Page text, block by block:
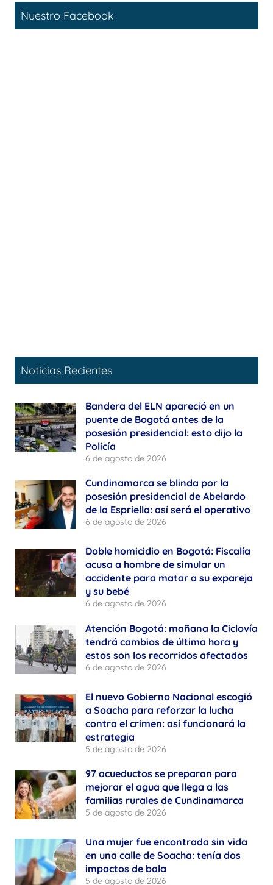
Nuestro Facebook
Noticias Recientes
Bandera del ELN apareció en un
puente de Bogotá antes de la
posesión presidencial: esto dijo la
Policía
6 de agosto de 2026
Cundinamarca se blinda por la
posesión presidencial de Abelardo
de la Espriella: así será el operativo
6 de agosto de 2026
Doble homicidio en Bogotá: Fiscalía
acusa a hombre de simular un
accidente para matar a su expareja
y su bebé
6 de agosto de 2026
Atención Bogotá: mañana la Ciclovía
tendrá cambios de última hora y
estos son los recorridos afectados
6 de agosto de 2026
El nuevo Gobierno Nacional escogió
a Soacha para reforzar la lucha
contra el crimen: así funcionará la
estrategia
5 de agosto de 2026
97 acueductos se preparan para
mejorar el agua que llega a las
familias rurales de Cundinamarca
5 de agosto de 2026
Una mujer fue encontrada sin vida
en una calle de Soacha: tenía dos
impactos de bala
5 de agosto de 2026